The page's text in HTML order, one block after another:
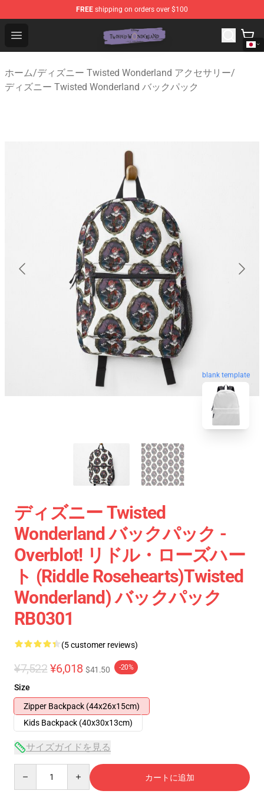
FREE shipping on orders over $100
Open menu
Twisted Wonderland Store - Official Twisted
ホーム/ディズニー Twisted Wonderland アクセサリー/
ディズニー Twisted Wonderland バックパック
blank template
ディズニー Twisted
Wonderland バックパック -
Overblot! リドル・ローズハー
ト (Riddle Rosehearts)Twisted
Wonderland) バックパック
RB0301
(5 customer reviews)
¥7,522 ¥6,018 $41.50 -20%
Size
Zipper Backpack (44x26x15cm)
Kids Backpack (40x30x13cm)
サイズガイドを見る
カートに追加